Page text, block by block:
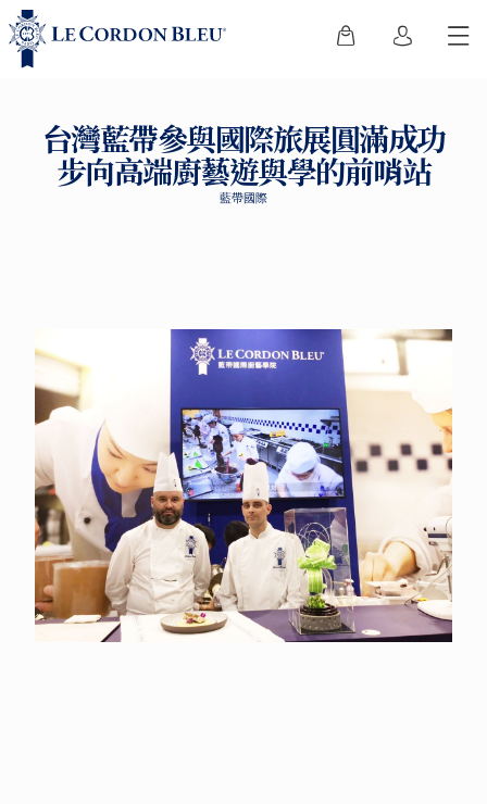
台灣藍帶參與國際旅展圓滿成功
步向高端廚藝遊與學的前哨站
藍帶國際